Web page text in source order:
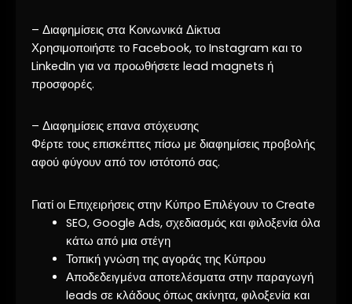
– Διαφημίσεις στα Κοινωνικά Δίκτυα
Χρησιμοποιήστε το Facebook, το Instagram και το
LinkedIn για να προωθήσετε lead magnets ή
προσφορές.
– Διαφημίσεις επανα στόχευσης
Φέρτε τους επισκέπτες πίσω με διαφημίσεις προβολής
αφού φύγουν από τον ιστότοπό σας.
Γιατί οι Επιχειρήσεις στην Κύπρο Επιλέγουν το Create
SEO, Google Ads, σχεδιασμός και φιλοξενία όλα
κάτω από μια στέγη
Τοπική γνώση της αγοράς της Κύπρου
Αποδεδειγμένα αποτελέσματα στην παραγωγή
leads σε κλάδους όπως ακίνητα, φιλοξενία και